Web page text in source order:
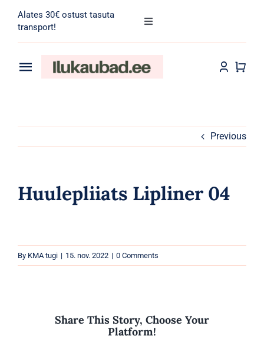
content
Alates 30€ ostust tasuta
transport!
Toggle
for:
Toggle
Meik
Parfüümid
Previous
Huulepliiats Lipliner 04
By KMA tugi | 15. nov. 2022 | 0 Comments
Share This Story, Choose Your
Platform!